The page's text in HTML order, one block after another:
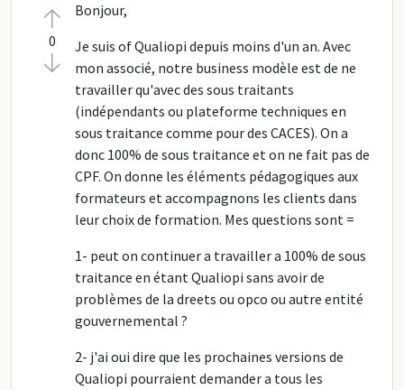
0
Bonjour,
Je suis of Qualiopi depuis moins d'un an. Avec
mon associé, notre business modèle est de ne
travailler qu'avec des sous traitants
(indépendants ou plateforme techniques en
sous traitance comme pour des CACES). On a
donc 100% de sous traitance et on ne fait pas de
CPF. On donne les éléments pédagogiques aux
formateurs et accompagnons les clients dans
leur choix de formation. Mes questions sont =
1- peut on continuer a travailler a 100% de sous
traitance en étant Qualiopi sans avoir de
problèmes de la dreets ou opco ou autre entité
gouvernemental ?
2- j'ai oui dire que les prochaines versions de
Qualiopi pourraient demander a tous les